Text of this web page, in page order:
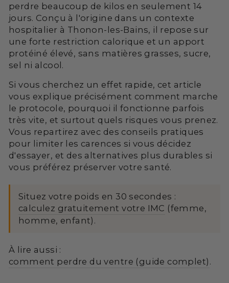
perdre beaucoup de kilos en seulement 14
jours. Conçu à l'origine dans un contexte
hospitalier à Thonon-les-Bains, il repose sur
une forte restriction calorique et un apport
protéiné élevé, sans matières grasses, sucre,
sel ni alcool.
Si vous cherchez un effet rapide, cet article
vous explique précisément comment marche
le protocole, pourquoi il fonctionne parfois
très vite, et surtout quels risques vous prenez.
Vous repartirez avec des conseils pratiques
pour limiter les carences si vous décidez
d'essayer, et des alternatives plus durables si
vous préférez préserver votre santé.
Situez votre poids en 30 secondes :
calculez gratuitement votre IMC (femme,
homme, enfant).
À lire aussi :
comment perdre du ventre (guide complet) .